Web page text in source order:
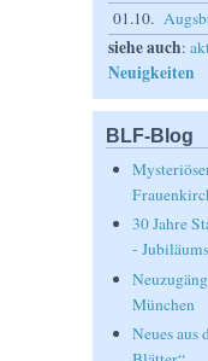
01.10.
siehe auch:
Neuigkeiten
BLF-Blog
30 Jahre
-
München
Neues aus